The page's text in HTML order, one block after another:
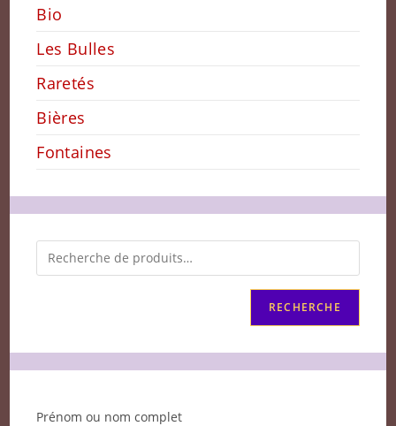
Bio
Les Bulles
Raretés
Bières
Fontaines
RECHERCHE
Prénom ou nom complet